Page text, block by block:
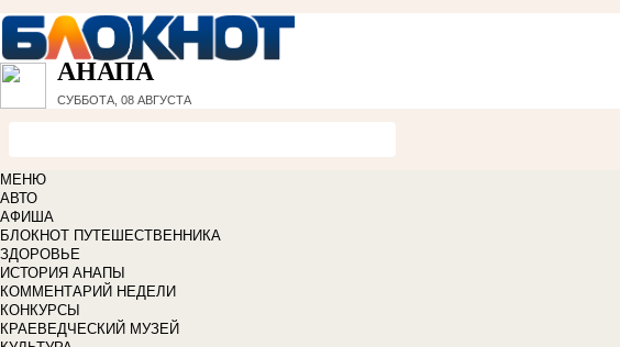
АНАПА
СУББОТА, 08 АВГУСТА
МЕНЮ
АВТО
АФИША
БЛОКНОТ ПУТЕШЕСТВЕННИКА
ЗДОРОВЬЕ
ИСТОРИЯ АНАПЫ
КОММЕНТАРИЙ НЕДЕЛИ
КОНКУРСЫ
КРАЕВЕДЧЕСКИЙ МУЗЕЙ